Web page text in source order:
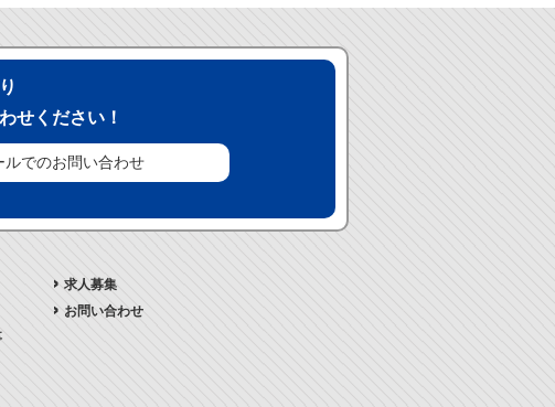
せください！
ルでのお問い合わせ
求人募集
お問い合わせ